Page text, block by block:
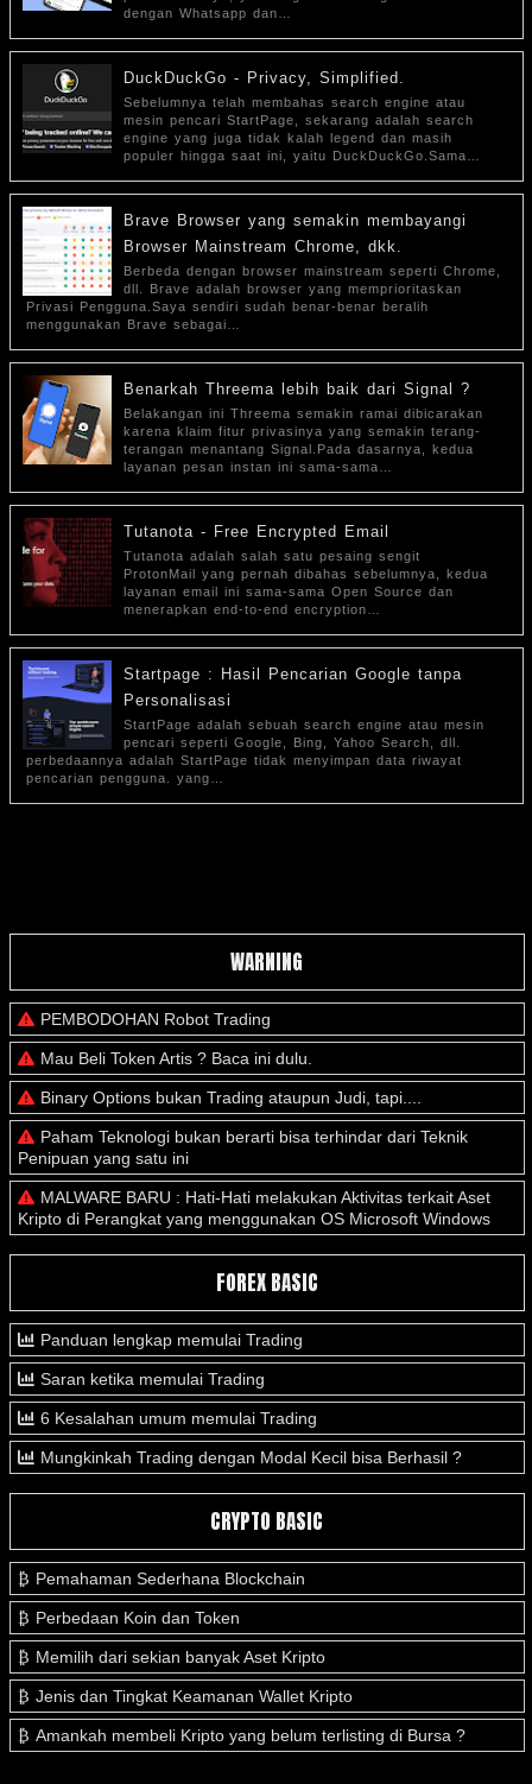
dengan Whatsapp dan…
DuckDuckGo - Privacy, Simplified.
Sebelumnya telah membahas search engine atau
mesin pencari StartPage, sekarang adalah search
engine yang juga tidak kalah legend dan masih
populer hingga saat ini, yaitu DuckDuckGo.Sama…
Brave Browser yang semakin membayangi
Browser Mainstream Chrome, dkk.
Berbeda dengan browser mainstream seperti Chrome,
dll. Brave adalah browser yang memprioritaskan
Privasi Pengguna.Saya sendiri sudah benar-benar beralih
menggunakan Brave sebagai…
Benarkah Threema lebih baik dari Signal ?
Belakangan ini Threema semakin ramai dibicarakan
karena klaim fitur privasinya yang semakin terang-
terangan menantang Signal.Pada dasarnya, kedua
layanan pesan instan ini sama-sama…
Tutanota - Free Encrypted Email
Tutanota adalah salah satu pesaing sengit
ProtonMail yang pernah dibahas sebelumnya, kedua
layanan email ini sama-sama Open Source dan
menerapkan end-to-end encryption…
Startpage : Hasil Pencarian Google tanpa
Personalisasi
StartPage adalah sebuah search engine atau mesin
pencari seperti Google, Bing, Yahoo Search, dll.
perbedaannya adalah StartPage tidak menyimpan data riwayat
pencarian pengguna. yang…
WARNING
PEMBODOHAN Robot Trading
Mau Beli Token Artis ? Baca ini dulu.
Binary Options bukan Trading ataupun Judi, tapi....
Paham Teknologi bukan berarti bisa terhindar dari Teknik
Penipuan yang satu ini
MALWARE BARU : Hati-Hati melakukan Aktivitas terkait Aset
Kripto di Perangkat yang menggunakan OS Microsoft Windows
FOREX BASIC
Panduan lengkap memulai Trading
Saran ketika memulai Trading
6 Kesalahan umum memulai Trading
Mungkinkah Trading dengan Modal Kecil bisa Berhasil ?
CRYPTO BASIC
Pemahaman Sederhana Blockchain
Perbedaan Koin dan Token
Memilih dari sekian banyak Aset Kripto
Jenis dan Tingkat Keamanan Wallet Kripto
Amankah membeli Kripto yang belum terlisting di Bursa ?